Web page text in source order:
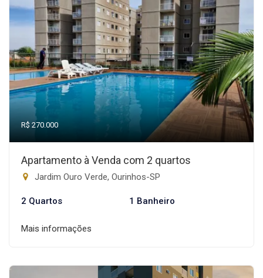
R$ 270.000
Apartamento à Venda com 2 quartos
Jardim Ouro Verde, Ourinhos-SP
2 Quartos 1 Banheiro
Mais informações